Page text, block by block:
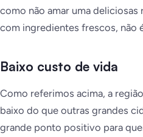
como não amar uma
com ingredientes frescos, não
Baixo custo de vida
Como referimos acima, a
baixo do que outras grandes
grande ponto positivo para